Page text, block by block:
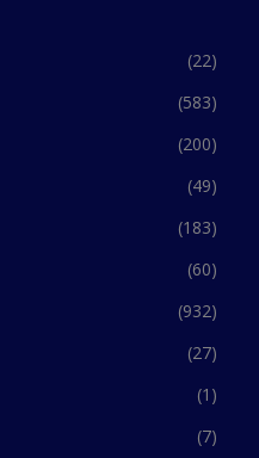
(22)
(583)
(200)
(49)
(183)
(60)
(932)
(27)
(1)
(7)